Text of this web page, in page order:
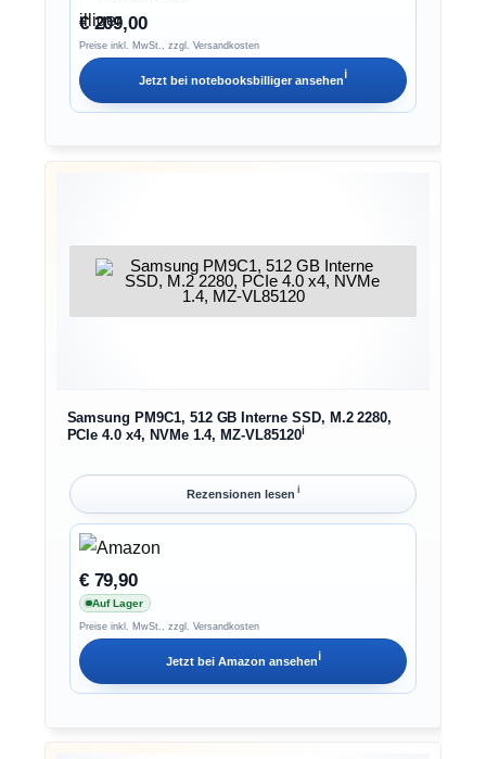
€ 209,00
Preise inkl. MwSt., zzgl. Versandkosten
Jetzt bei notebooksbilligeransehenℹ︎
Samsung PM9C1, 512 GB Interne SSD, M.2 2280,
PCIe 4.0 x4, NVMe 1.4, MZ-VL85120ℹ︎
Rezensionen lesen ℹ︎
€ 79,90
Auf Lager
Preise inkl. MwSt., zzgl. Versandkosten
Jetzt bei Amazon ansehenℹ︎